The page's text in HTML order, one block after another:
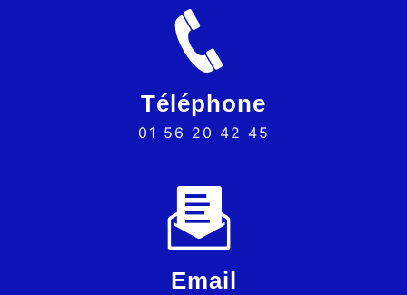
Téléphone
01 56 20 42 45
Email